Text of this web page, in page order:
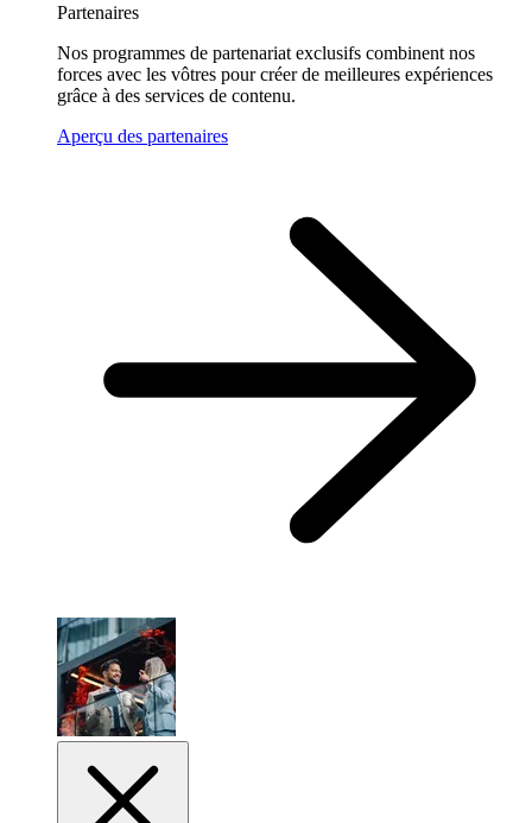
Partenaires
Nos programmes de partenariat exclusifs combinent nos
forces avec les vôtres pour créer de meilleures expériences
grâce à des services de contenu.
Aperçu des partenaires